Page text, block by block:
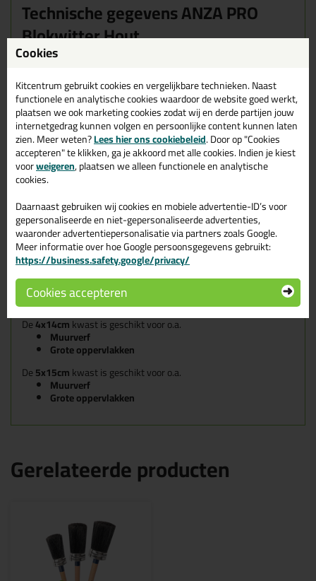
Technische gegevens ANZA PRO
Blokwitter Hout
Hieronder een overzicht van welke maat kwast het best te
Maten:
3x7cm
3x10cm
3x12cm
4x14cm
5x15cm
De3x7cm
Grote oppervlakken
De3x10cmkwast is geschikt voor o.a.
Muurverf
Grote oppervlakken
De3x12cmkwast is geschikt voor o.a.
Muurverf
Grote oppervlakken
De4x14cmkwast is geschikt voor o.a.
Muurverf
Grote oppervlakken
De5x15cmkwast is geschikt voor o.a.
Muurverf
Grote oppervlakken
Gerelateerde producten
Cookies
Kitcentrum gebruikt cookies en vergelijkbare technieken. Naast
functionele en analytische cookies waardoor de website goed werkt,
plaatsen we ook marketing cookies zodat wij en derde partijen jouw
internetgedrag kunnen volgen en persoonlijke content kunnen laten
zien. Meer weten?Lees hier ons cookiebeleid. Door op "Cookies
accepteren" te klikken, ga je akkoord met alle cookies. Indien je kiest
voorweigeren, plaatsen we alleen functionele en analytische
cookies.
Daarnaast gebruiken wij cookies en mobiele advertentie-ID’s voor
gepersonaliseerde en niet-gepersonaliseerde advertenties,
waaronder advertentiepersonalisatie via partners zoals Google.
Meer informatie over hoe Google persoonsgegevens gebruikt:
https://business.safety.google/privacy/
Cookies accepteren